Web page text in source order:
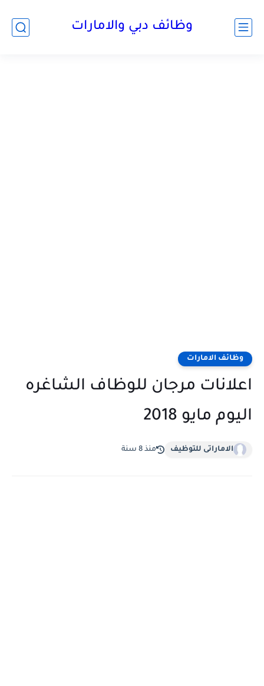
وظائف دبي والامارات
وظائف الامارات
اعلانات مرجان للوظاف الشاغره
اليوم مايو 2018
الاماراتى للتوظيف منذ 8 سنة